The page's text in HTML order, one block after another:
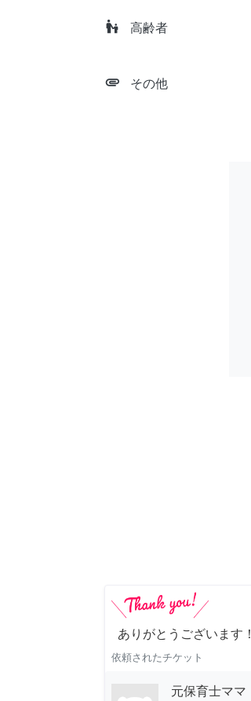
escalator_warning 高齢者
attachment その他
ありがとうございます！
依頼されたチケット
元保育士ママ